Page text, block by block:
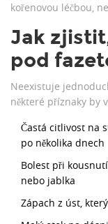
kořenovou léčbou,
Jak
pod
Neexistuje
některé příznaky by
Častá citlivost na
po několika dnech
Bolest při
nebo jablka
Zápach z úst,